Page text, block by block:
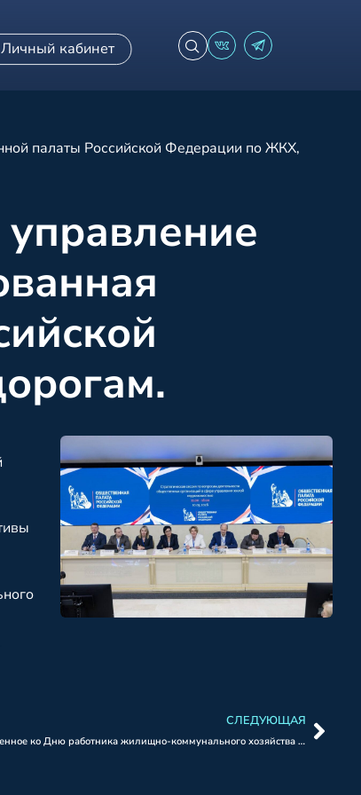
Личный кабинет
палаты Российской Федерации по ЖКХ,
СЛЕДУЮЩАЯ
Межрегиональное совещание, приуроченное ко Дню работника жилищно-коммунального хозяйства в Общественной палате РФ.